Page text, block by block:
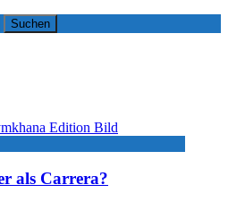
als Carrera?